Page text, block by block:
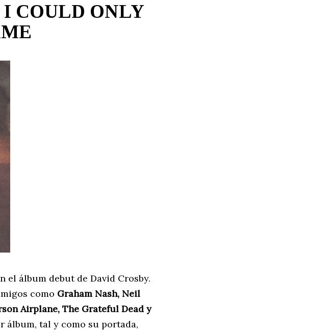
I COULD ONLY
el álbum debut de David Crosby.
como Graham Nash, Neil
Airplane, The Grateful Dead y
álbum, tal y como su portada,